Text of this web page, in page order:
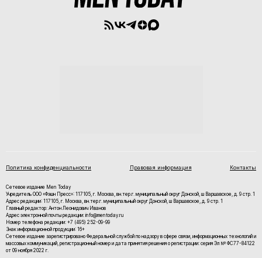
Политика конфиденциальности Правовая информация Контакты
Сетевое издание Men Today
Учредитель ООО «Фэшн Пресс»: 117105, г. Москва, вн.тер.г. муниципальный округ Донской, ш Варшавское, д. 9 стр. 1
Адрес редакции: 117105, г. Москва, вн.тер.г. муниципальный округ Донской, ш Варшавское, д. 9 стр. 1
Главный редактор: Антон Леонидович Иванов
Адрес электронной почты редакции: info@mentoday.ru
Номер телефона редакции: +7 (495) 252-09-99
Знак информационной продукции: 16+
Cетевое издание зарегистрировано Федеральной службой по надзору в сфере связи, информационных технологий и
массовых коммуникаций, регистрационный номер и дата принятия решения о регистрации: серия Эл № ФС77-84122
от 09 ноября 2022 г.